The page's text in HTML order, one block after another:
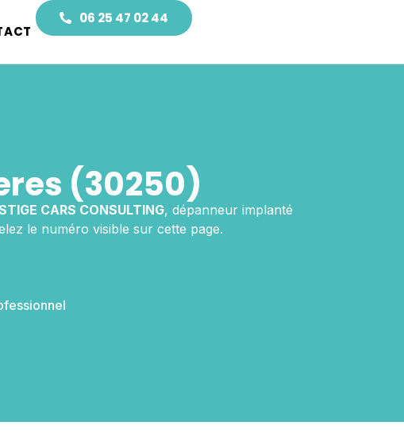
06 25 47 02 44
(30250)
CARS CONSULTING, dépanneur implanté
le numéro visible sur cette page.